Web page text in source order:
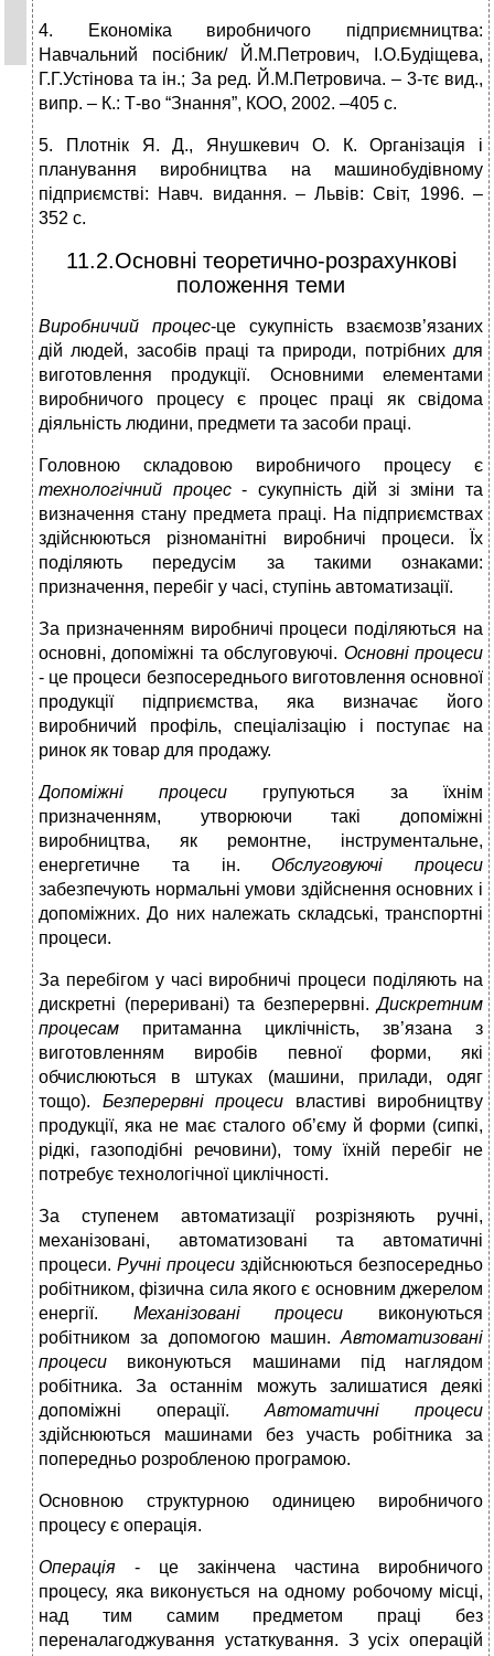
4. Економіка виробничого підприємництва:
Навчальний посібник/ Й.М.Петрович, І.О.Будіщева,
Г.Г.Устінова та ін.; За ред. Й.М.Петровича. – 3-тє вид.,
випр. – К.: Т-во “Знання”, КОО, 2002. –405 с.
5. Плотнік Я. Д., Янушкевич О. К. Організація і
планування виробництва на машинобудівному
підприємстві: Навч. видання. – Львів: Світ, 1996. –
352 с.
11.2.Основні теоретично-розрахункові
положення теми
Виробничий процес-це сукупність взаємозв’язаних
дій людей, засобів праці та природи, потрібних для
виготовлення продукції. Основними елементами
виробничого процесу є процес праці як свідома
діяльність людини, предмети та засоби праці.
Головною складовою виробничого процесу є
технологічний процес- сукупність дій зі зміни та
визначення стану предмета праці. На підприємствах
здійснюються різноманітні виробничі процеси. Їх
поділяють передусім за такими ознаками:
призначення, перебіг у часі, ступінь автоматизації.
За призначенням виробничі процеси поділяються на
основні, допоміжні та обслуговуючі. Основні процеси
- це процеси безпосереднього виготовлення основної
продукції підприємства, яка визначає його
виробничий профіль, спеціалізацію і поступає на
ринок як товар для продажу.
Допоміжні процеси групуються за їхнім
призначенням, утворюючи такі допоміжні
виробництва, як ремонтне, інструментальне,
енергетичне та ін.Обслуговуючі процеси
забезпечують нормальні умови здійснення основних і
допоміжних. До них належать складські, транспортні
процеси.
За перебігом у часі виробничі процеси поділяють на
дискретні (переривані) та безперервні.Дискретним
процесам притаманна циклічність, зв’язана з
виготовленням виробів певної форми, які
обчислюються в штуках (машини, прилади, одяг
тощо). Безперервні процеси властиві виробництву
продукції, яка не має сталого об’єму й форми (сипкі,
рідкі, газоподібні речовини), тому їхній перебіг не
потребує технологічної циклічності.
За ступенем автоматизації розрізняють ручні,
механізовані, автоматизовані та автоматичні
процеси. Ручні процеси здійснюються безпосередньо
робітником, фізична сила якого є основним джерелом
енергії. Механізовані процеси виконуються
робітником за допомогою машин. Автоматизовані
процеси виконуються машинами під наглядом
робітника. За останнім можуть залишатися деякі
допоміжні операції. Автоматичні процеси
здійснюються машинами без участь робітника за
попередньо розробленою програмою.
Основною структурною одиницею виробничого
процесу є операція.
Операція - це закінчена частина виробничого
процесу, яка виконується на одному робочому місці,
над тим самим предметом праці без
переналагоджування устаткування. З усіх операцій